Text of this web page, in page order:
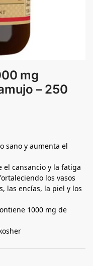
mg
– 250
sano y aumenta el
el cansancio y la fatiga
los vasos
las encías, la piel y los
1000 mg de